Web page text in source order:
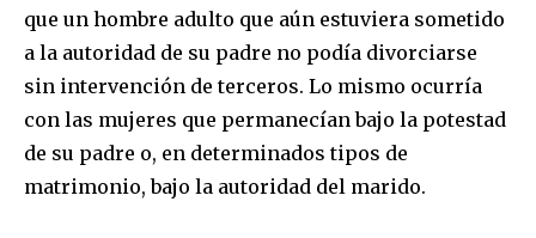
que un hombre adulto que aún estuviera sometido
a la autoridad de su padre no podía divorciarse
sin intervención de terceros. Lo mismo ocurría
con las mujeres que permanecían bajo la potestad
de su padre o, en determinados tipos de
matrimonio, bajo la autoridad del marido.